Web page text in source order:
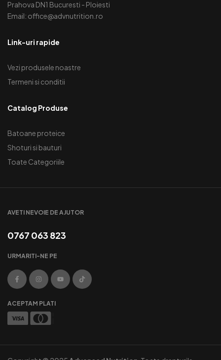
Prahova DN1 Bucuresti - Ploiesti
Email: office@advnutrition.ro
Link-uri rapide
Vezi produsele noastre
Termeni si conditii
Catalog Produse
Batoane proteice
Shoturi si bauturi
Toate Categoriile
AVETI NEVOIE DE AJUTOR
0767 063 823
URMARITI-NE PE
ACEPTAM PLATI